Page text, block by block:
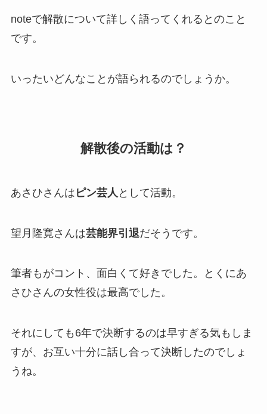
noteで解散について詳しく語ってくれるとのこと
です。
いったいどんなことが語られるのでしょうか。
解散後の活動は？
あさひさんは ピン芸人 として活動。
望月隆寛さんは芸能界引退だそうです。
筆者もがコント、面白くて好きでした。とくにあ
さひさんの女性役は最高でした。
それにしても6年で決断するのは早すぎる気もしま
すが、お互い十分に話し合って決断したのでしょ
うね。